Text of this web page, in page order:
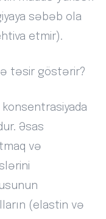
səbəb ola
etmir).
təsir göstərir?
Əsas
və
(elastin və